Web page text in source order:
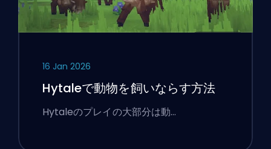
16 Jan 2026
Hytaleで動物を飼いならす方法
Hytaleのプレイの大部分は動…